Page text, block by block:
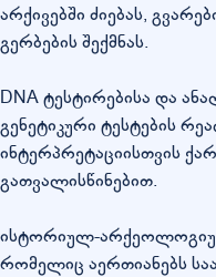
არქივებში ძიებას,
გერბების შექმნას.
DNA ტესტირებისა და
გენეტიკური ტესტების
ინტერპრეტაციისთვის
გათვალისწინებით.
ისტორიულ-
რომელიც აერთიანებს